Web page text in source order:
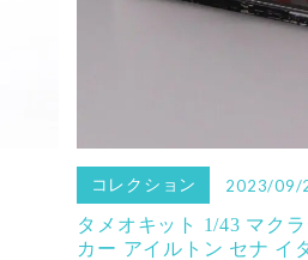
コレクション 2023/09/
タメオキット 1/43 マク
カー アイルトン セナ イ